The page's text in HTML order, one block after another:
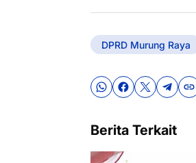
DPRD Murung Raya
Berita Terkait